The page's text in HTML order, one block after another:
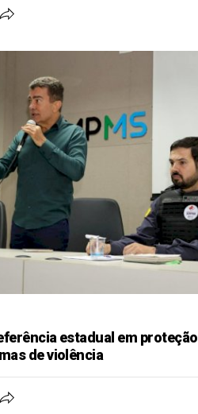
estadual em proteção
de violência